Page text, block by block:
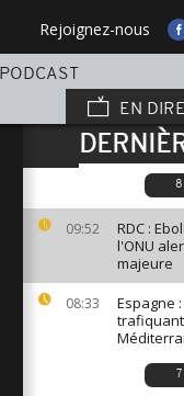
Rejoignez-nous
PODCAST
EN
8
09:52
RDC :
l'ONU
majeure
08:33
Espagne